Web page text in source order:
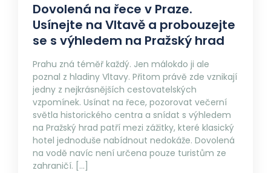
Dovolená na řece v Praze.
Usínejte na Vltavě a probouzejte
se s výhledem na Pražský hrad
Prahu zná téměř každý. Jen málokdo ji ale
poznal z hladiny Vltavy. Přitom právě zde vznikají
jedny z nejkrásnějších cestovatelských
vzpomínek. Usínat na řece, pozorovat večerní
světla historického centra a snídat s výhledem
na Pražský hrad patří mezi zážitky, které klasický
hotel jednoduše nabídnout nedokáže. Dovolená
na vodě navíc není určena pouze turistům ze
zahraničí. […]